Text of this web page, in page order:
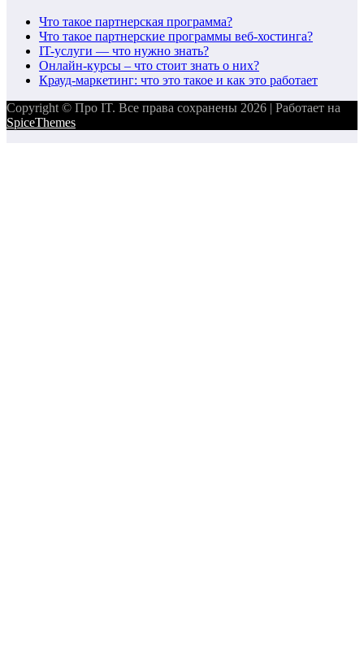
Что такое партнерская программа?
Что такое партнерские программы веб-хостинга?
IT-услуги — что нужно знать?
Онлайн-курсы – что стоит знать о них?
Крауд-маркетинг: что это такое и как это работает
Copyright © Про IT. Все права сохранены 2026 | Работает на
SpiceThemes